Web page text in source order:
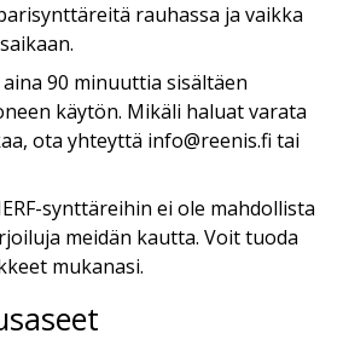
rauhassa ja vaikka
90 minuuttia sisältäen
käytön. Mikäli haluat varata
ota yhteyttä info@reenis.fi tai
synttäreihin ei ole mahdollista
meidän kautta. Voit tuoda
mukanasi.